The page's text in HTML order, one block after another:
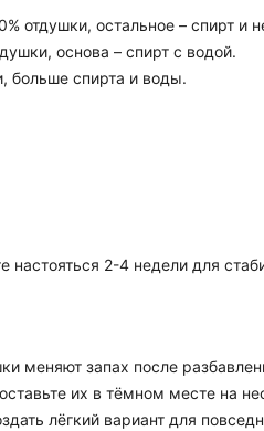
отдушки, остальное – спирт и
основа – спирт с водой.
больше спирта и воды.
2-4 недели для
меняют запах после
их в тёмном месте на
лёгкий вариант для